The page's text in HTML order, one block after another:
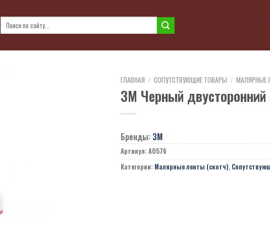
Искать:
ГЛАВНАЯ / СОПУТСТВУЮЩИЕ ТОВАРЫ / МАЛЯРНЫЕ
3M Черный
Бренды: 3М
Артикул: A0576
Категории: Малярные ленты (скотч),